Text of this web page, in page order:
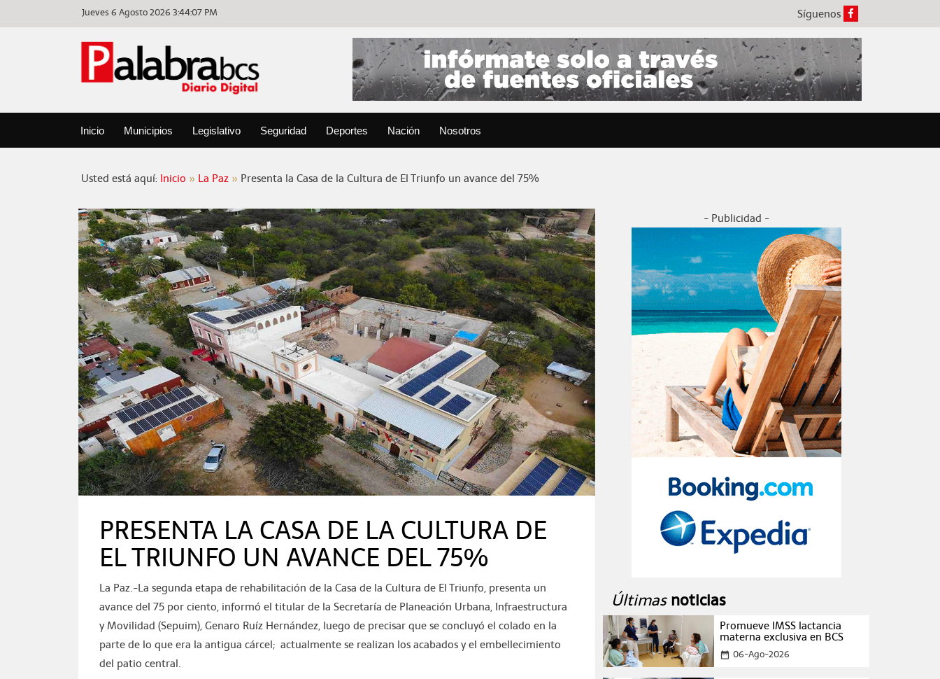
Jueves 6 Agosto 20263:44:07 PM Síguenos
Inicio Municipios Legislativo Seguridad Deportes Nación Nosotros
Usted está aquí: Inicio La Paz Presenta la Casa de la Cultura de El Triunfo un avance del 75%
PRESENTA LA CASA DE LA CULTURA DE
EL TRIUNFO UN AVANCE DEL 75%
La Paz.-La segunda etapa de rehabilitación de la Casa de la Cultura de El Triunfo, presenta un
avance del 75 por ciento, informó el titular de la Secretaría de Planeación Urbana, Infraestructura
y Movilidad (Sepuim), Genaro Ruíz Hernández, luego de precisar que se concluyó el colado en la
parte de lo que era la antigua cárcel; actualmente se realizan los acabados y el embellecimiento
del patio central.
- Publicidad -
Últimas noticias
Promueve IMSS lactancia
materna exclusiva en BCS
date_range 06-Ago-2026